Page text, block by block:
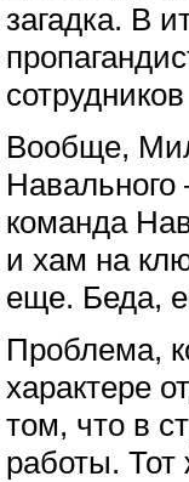
загадка. В
Вообще,
Навального
команда
и хам на
еще. Беда,
Проблема,
характере
том, что в
работы.